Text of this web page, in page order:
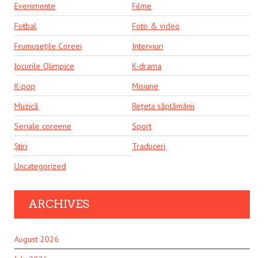
Evenimente
Filme
Fotbal
Foto & video
Frumusețile Coreei
Interviuri
Jocurile Olimpice
K-drama
K-pop
Misiune
Muzică
Rețeta săptămânii
Seriale coreene
Sport
Știri
Traduceri
Uncategorized
ARCHIVES
August 2026